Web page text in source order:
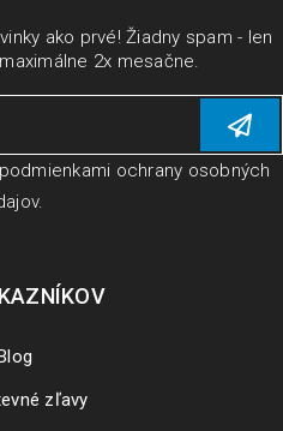
ako prvé! Žiadny spam - len
2x mesačne.
podmienkami ochrany osobných
.
zľavy